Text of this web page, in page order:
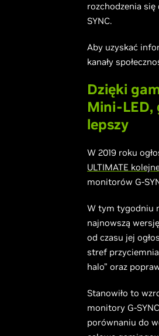
rozchodzenia
SYNC.
Aby uzyskać
kanały
Dzięki
Mini-LED,
lepszy
W 2019 roku
ULTIMATE
monitorów G-
W tym tygodniu
najnowszą
od czasu jej
stref
halo” oraz
Stanowiło to
monitory G-
porównaniu do